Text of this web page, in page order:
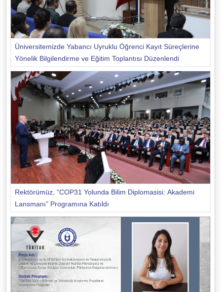
Üniversitemizde Yabancı Uyruklu Öğrenci Kayıt Süreçlerine
Yönelik Bilgilendirme ve Eğitim Toplantısı Düzenlendi
Rektörümüz, “COP31 Yolunda Bilim Diplomasisi: Akademi
Lansmanı” Programına Katıldı